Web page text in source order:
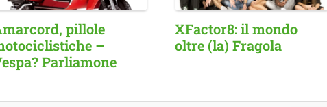
pillole
–
Parliamone
XFactor8: il mondo
oltre (la) Fragola